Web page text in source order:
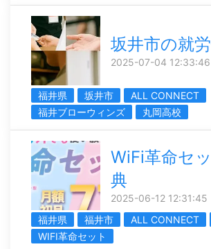
坂井市の就
2025-07-04 12:33:46
福井県 坂井市
ALL CONNECT
福井ブローウィンズ
丸岡高校
WiFi革命セ
典
2025-06-12 12:31:45
福井県
福井市 ALL CONNECT
WIFI革命セット